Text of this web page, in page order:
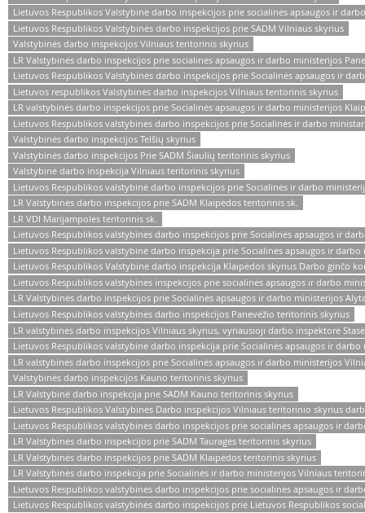
Lietuvos Respublikos Valstybinė darbo inspekcijos prie socialinės apsaugos ir
Lietuvos Respublikos Valstybinės darbo inspekcijos prie SADM Vilniaus skyrius
Valstybinės darbo inspekcijos Vilniaus teritorinis skyrius
LR Valstybinės darbo inspekcijos prie socialinės apsaugos ir darbo ministerijos
Lietuvos Respublikos Valstybinės darbo inspekcijos prie Socialinės apsaugos ir
Lietuvos respublikos Valstybinės darbo inspekcijos Vilniaus teritorinis skyrius
LR valstybinės darbo inspekcijos prie Socialinės apsaugos ir darbo ministerijos
Lietuvos Respublikos valstybinės darbo inspekcijos prie Socialinės ir darbo
Valstybinės darbo inspekcijos Telšių skyrius
Valstybinės darbo inspekcijos Prie SADM Šiaulių teritorinis skyrius
Valstybinė darbo inspekcija Vilniaus teritorinis skyrius
Lietuvos Respublikos valstybinė darbo inspekcijos prie Socialinės ir darbo
LR Valstybinės darbo inspekcijos prie SADM Klaipėdos teritorinis sk.
LR VDI Marijampolės teritorinis sk.
Lietuvos Respublikos valstybinės darbo inspekcijos prie Socialinės apsaugos ir
Lietuvos Respublikos valstybinė darbo inspekcija prie Socialinės apsaugos ir
Lietuvos Respublikos Valstybinė darbo inspekcija Klaipėdos skyrius Darbo ginčo
Lietuvos Respublikos valstybinės inspekcijos prie socialinės apsaugos ir darbo
LR Valstybinės darbo inspekcijos prie Socialinės apsaugos ir darbo ministerijos
Lietuvos Respublikos valstybinės darbo inspekcijos Panevėžio teritorinis skyrius
LR valstybinės darbo inspekcijos Vilniaus skyrius, vyriausioji darbo inspektorė
Lietuvos Respublikos valstybinė darbo inspekcija prie Socialinės apsaugos ir
LR valstybinės darbo inspekcijos prie Socialinės apsaugos ir darbo ministerijos
Valstybinės darbo inspekcijos Kauno teritorinis skyrius
LR Valstybinė darbo inspekcija prie SADM Kauno teritorinis skyrius
Lietuvos Respublikos Valstybinės Darbo inspekcijos Vilniaus teritorinio skyrius
Lietuvos Respublikos valstybinės darbo inspekcijos prie socialinės apsaugos ir
LR Valstybinės darbo inspekcijos prie SADM Tauragės teritorinis skyrius
LR Valstybinės darbo inspekcijos prie SADM Klaipėdos teritorinis skyrius
LR Valstybinės darbo inspekcija prie Socialinės ir darbo ministerijos Vilniaus
Lietuvos Respublikos valstybinės darbo inspekcijos prie socialinės apsaugos ir
Lietuvos Respublikos valstybinės darbo inspekcijos prie Lietuvos Respublikos